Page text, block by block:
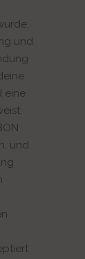
und
eine
und